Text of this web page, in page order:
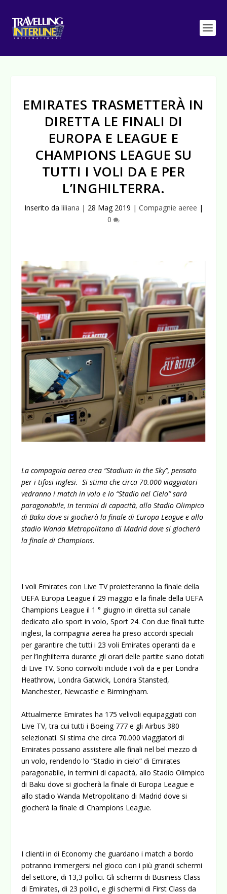
EMIRATES TRASMETTERÀ IN
DIRETTA LE FINALI DI
EUROPA E LEAGUE E
CHAMPIONS LEAGUE SU
TUTTI I VOLI DA E PER
L’INGHILTERRA.
Inserito da liliana | 28 Mag 2019 | Compagnie aeree |
0
La compagnia aerea crea “Stadium in the Sky”, pensato
per i tifosi inglesi. Si stima che circa 70.000 viaggiatori
vedranno i match in volo e lo “Stadio nel Cielo” sarà
paragonabile, in termini di capacità, allo Stadio Olimpico
di Baku dove si giocherà la finale di Europa League e allo
stadio Wanda Metropolitano di Madrid dove si giocherà
la finale di Champions.
I voli Emirates con Live TV proietteranno la finale della
UEFA Europa League il 29 maggio e la finale della UEFA
Champions League il 1 ° giugno in diretta sul canale
dedicato allo sport in volo, Sport 24. Con due finali tutte
inglesi, la compagnia aerea ha preso accordi speciali
per garantire che tutti i 23 voli Emirates operanti da e
per l’Inghilterra durante gli orari delle partite siano dotati
di Live TV. Sono coinvolti include i voli da e per Londra
Heathrow, Londra Gatwick, Londra Stansted,
Manchester, Newcastle e Birmingham.
Attualmente Emirates ha 175 velivoli equipaggiati con
Live TV, tra cui tutti i Boeing 777 e gli Airbus 380
selezionati. Si stima che circa 70.000 viaggiatori di
Emirates possano assistere alle finali nel bel mezzo di
un volo, rendendo lo “Stadio in cielo” di Emirates
paragonabile, in termini di capacità, allo Stadio Olimpico
di Baku dove si giocherà la finale di Europa League e
allo stadio Wanda Metropolitano di Madrid dove si
giocherà la finale di Champions League.
I clienti in di Economy che guardano i match a bordo
potranno immergersi nel gioco con i più grandi schermi
del settore, di 13,3 pollici. Gli schermi di Business Class
di Emirates, di 23 pollici, e gli schermi di First Class da